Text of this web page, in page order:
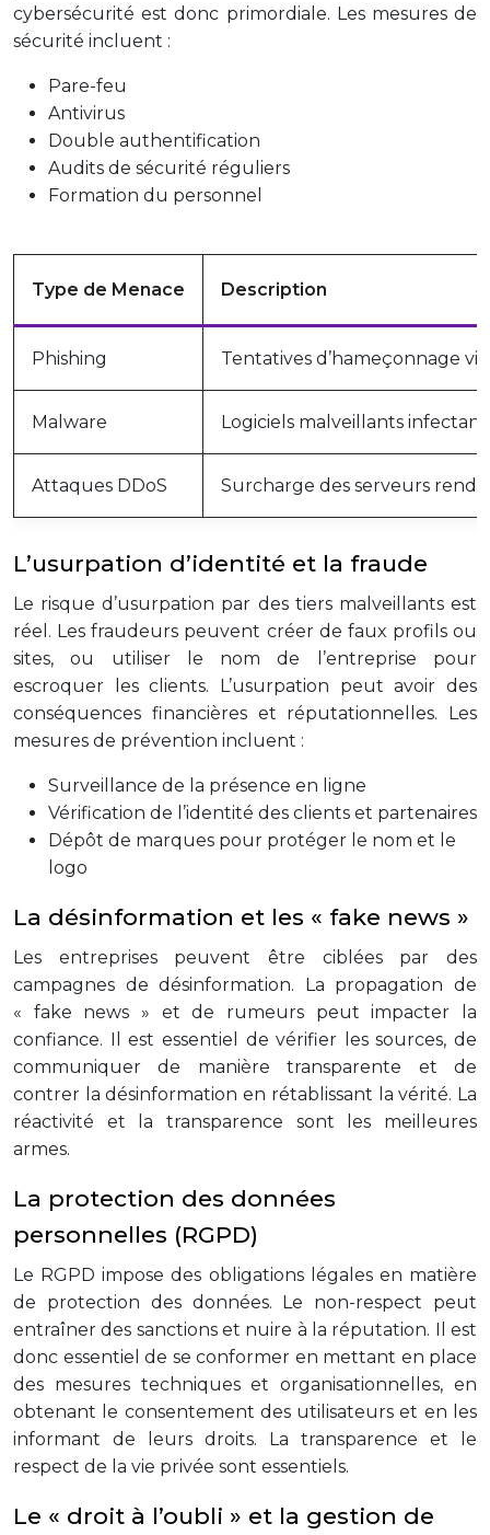
cybersécurité est donc primordiale. Les mesures de
sécurité incluent :
Pare-feu
Antivirus
Double authentification
Audits de sécurité réguliers
Formation du personnel
Type de Menace Description
Phishing Tentatives d’hameçonnage
Malware Logiciels malveillants
Attaques DDoS Surcharge des serveurs
L’usurpation d’identité et la fraude
Le risque d’usurpation par des tiers malveillants est
réel. Les fraudeurs peuvent créer de faux profils ou
sites, ou utiliser le nom de l’entreprise pour
escroquer les clients. L’usurpation peut avoir des
conséquences financières et réputationnelles. Les
mesures de prévention incluent :
Surveillance de la présence en ligne
Vérification de l’identité des clients et partenaires
Dépôt de marques pour protéger le nom et le
logo
La désinformation et les « fake news »
Les entreprises peuvent être ciblées par des
campagnes de désinformation. La propagation de
« fake news » et de rumeurs peut impacter la
confiance. Il est essentiel de vérifier les sources, de
communiquer de manière transparente et de
contrer la désinformation en rétablissant la vérité. La
réactivité et la transparence sont les meilleures
armes.
La protection des données
personnelles (RGPD)
Le RGPD impose des obligations légales en matière
de protection des données. Le non-respect peut
entraîner des sanctions et nuire à la réputation. Il est
donc essentiel de se conformer en mettant en place
des mesures techniques et organisationnelles, en
obtenant le consentement des utilisateurs et en les
informant de leurs droits. La transparence et le
respect de la vie privée sont essentiels.
Le « droit à l’oubli » et la gestion de